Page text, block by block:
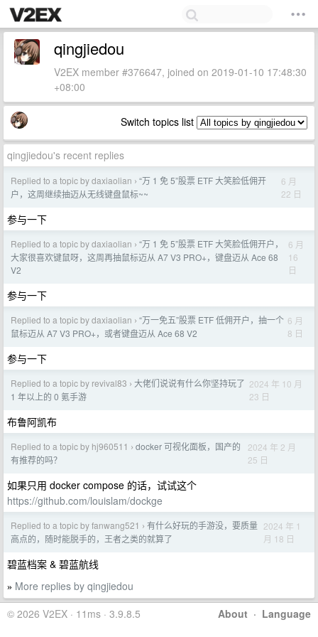
qingjiedou
V2EX member #376647, joined on 2019-01-10 17:48:30
+08:00
Switch topics list
qingjiedou's recent replies
Replied to a topic by daxiaolian › “万 1 免 5”股票 ETF 大笑脸低佣开
户，这周继续抽迈从无线键盘鼠标~~
6 月
22 日
参与一下
Replied to a topic by daxiaolian › “万 1 免 5”股票 ETF 大笑脸低佣开户，
大家很喜欢键鼠呀，这周再抽鼠标迈从 A7 V3 PRO+，键盘迈从 Ace 68
V2
6 月
16
日
参与一下
Replied to a topic by daxiaolian › “万一免五”股票 ETF 低佣开户，抽一个
鼠标迈从 A7 V3 PRO+，或者键盘迈从 Ace 68 V2
6 月
8 日
参与一下
Replied to a topic by revival83 › 大佬们说说有什么你坚持玩了
1 年以上的 0 氪手游
2024 年 10 月
23 日
布鲁阿凯布
Replied to a topic by hj960511 › docker 可视化面板，国产的
有推荐的吗？
2024 年 2 月
25 日
如果只用 docker compose 的话，试试这个
https://github.com/louislam/dockge
Replied to a topic by fanwang521 › 有什么好玩的手游没，要质量
高点的，随时能脱手的，王者之类的就算了
2024 年 1
月 18 日
碧蓝档案 & 碧蓝航线
» More replies by qingjiedou
About · Language
© 2026 V2EX · 11ms · 3.9.8.5